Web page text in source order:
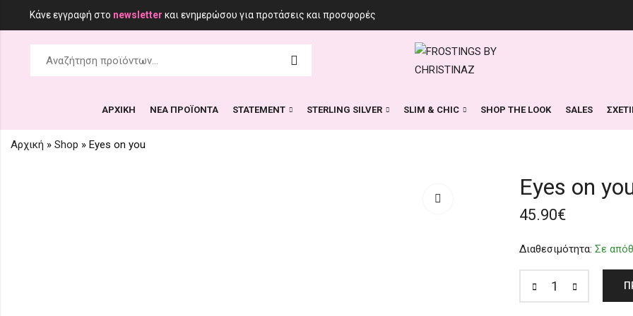
Κάνε εγγραφή στο newsletter και ενημερώσου για προτάσεις και προσφορές
ΑΡΧΙΚΗ ΝΕΑ ΠΡΟΪΟΝΤΑ STATEMENT STERLING SILVER SLIM & CHIC SHOP THE LOOK SALES
Αρχική » Shop » Eyes on you
Eyes on
45.90€
Διαθεσιμότητα: Σε